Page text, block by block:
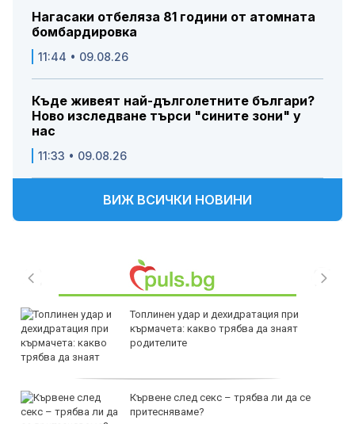
Нагасаки отбеляза 81 години от атомната
бомбардировка
11:44 • 09.08.26
Къде живеят най-дълголетните българи?
Ново изследване търси "сините зони" у
нас
11:33 • 09.08.26
ВИЖ ВСИЧКИ НОВИНИ
Топлинен удар и дехидратация при
кърмачета: какво трябва да знаят
родителите
Кървене след секс – трябва ли да се
притесняваме?